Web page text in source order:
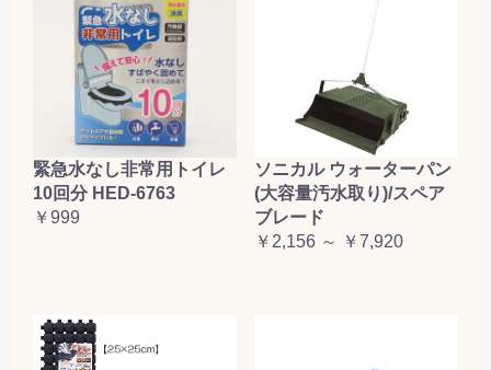
緊急水なし非常用トイレ
10回分 HED-6763
￥999
ソニカル ウォーターパン
(大容量汚水取り)/スペア
ブレード
￥2,156 ～ ￥7,920